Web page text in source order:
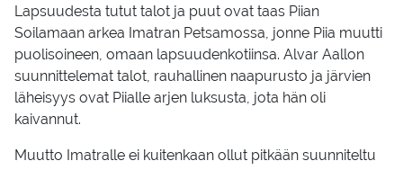
Lapsuudesta tutut talot ja puut ovat taas Piian
Soilamaan arkea Imatran Petsamossa, jonne Piia muutti
puolisoineen, omaan lapsuudenkotiinsa. Alvar Aallon
suunnittelemat talot, rauhallinen naapurusto ja järvien
läheisyys ovat Piialle arjen luksusta, jota hän oli
kaivannut.
Muutto Imatralle ei kuitenkaan ollut pitkään suunniteltu